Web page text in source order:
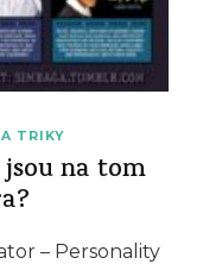
TRIKY
jsou na tom
– Personality